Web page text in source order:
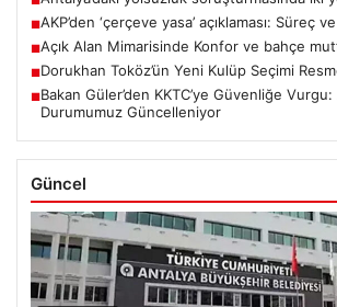
■AKP’den ‘çerçeve yasa’ açıklaması: Süreç
■Açık Alan Mimarisinde Konfor ve bahçe
■Dorukhan Toköz’ün Yeni Kulüp Seçimi
■Bakan Güler’den KKTC’ye Güvenliğe Vurgu:
Durumumuz Güncelleniyor
Güncel